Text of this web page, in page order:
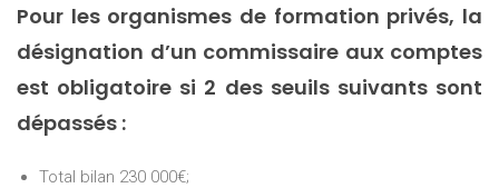
Pour les organismes de formation privés, la
désignation d’un commissaire aux comptes
est obligatoire si 2 des seuils suivants sont
dépassés :
Total bilan 230 000€;